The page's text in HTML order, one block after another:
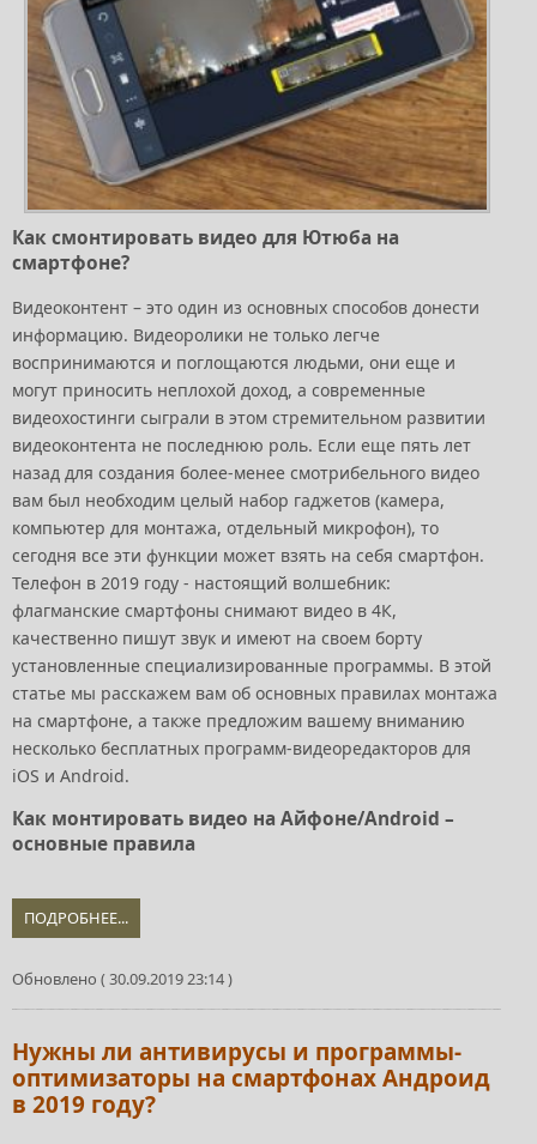
Как смонтировать видео для Ютюба на
смартфоне?
Видеоконтент – это один из основных способов донести
информацию. Видеоролики не только легче
воспринимаются и поглощаются людьми, они еще и
могут приносить неплохой доход, а современные
видеохостинги сыграли в этом стремительном развитии
видеоконтента не последнюю роль. Если еще пять лет
назад для создания более-менее смотрибельного видео
вам был необходим целый набор гаджетов (камера,
компьютер для монтажа, отдельный микрофон), то
сегодня все эти функции может взять на себя смартфон.
Телефон в 2019 году - настоящий волшебник:
флагманские смартфоны снимают видео в 4К,
качественно пишут звук и имеют на своем борту
установленные специализированные программы. В этой
статье мы расскажем вам об основных правилах монтажа
на смартфоне, а также предложим вашему вниманию
несколько бесплатных программ-видеоредакторов для
iOS и Android.
Как монтировать видео на Айфоне/Android –
основные правила
ПОДРОБНЕЕ...
Обновлено ( 30.09.2019 23:14 )
Нужны ли антивирусы и программы-
оптимизаторы на смартфонах Андроид
в 2019 году?